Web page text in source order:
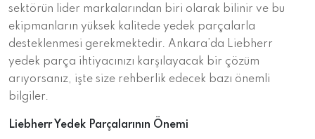
sektörün lider markalarından biri olarak bilinir ve bu
ekipmanların yüksek kalitede yedek parçalarla
desteklenmesi gerekmektedir. Ankara’da Liebherr
yedek parça ihtiyacınızı karşılayacak bir çözüm
arıyorsanız, işte size rehberlik edecek bazı önemli
bilgiler.
Liebherr Yedek Parçalarının Önemi